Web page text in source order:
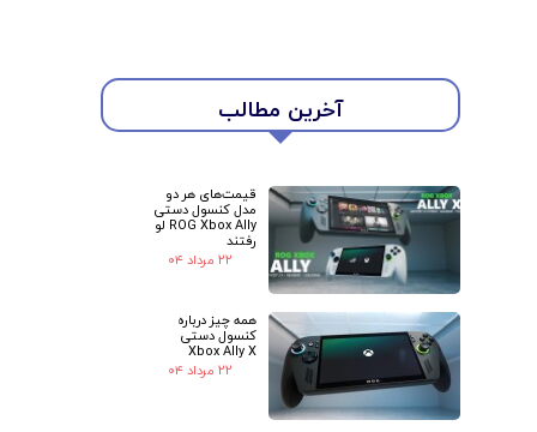
آخرین مطالب
قیمت‌های هر دو
مدل کنسول دستی
ROG Xbox Ally لو
رفتند
۲۲ مرداد ۰۴
همه چیز درباره
کنسول دستی
Xbox Ally X
۲۲ مرداد ۰۴